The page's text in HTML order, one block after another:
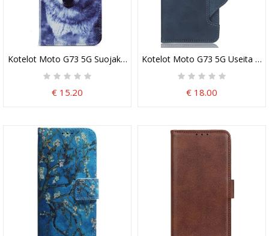
Kotelot Moto G73 5G Suojaketju Kuori Lanyard Wolf
€ 15.20
Kotelot Moto G73 5G Useita
€ 18.00